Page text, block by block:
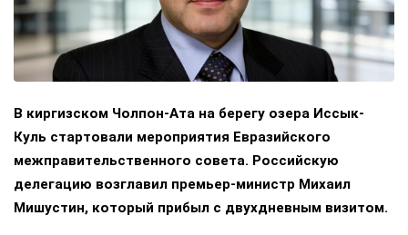
В киргизском Чолпон-Ата на берегу озера Иссык-
Куль стартовали мероприятия Евразийского
межправительственного совета. Российскую
делегацию возглавил премьер-министр Михаил
Мишустин, который прибыл с двухдневным визитом.